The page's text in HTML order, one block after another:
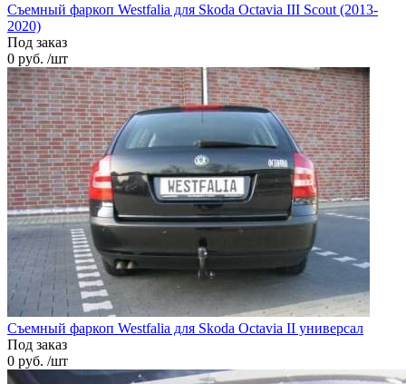
Съемный фаркоп Westfalia для Skoda Octavia III Scout (2013-
2020)
Под заказ
0 руб. /шт
Съемный фаркоп Westfalia для Skoda Octavia II универсал
Под заказ
0 руб. /шт